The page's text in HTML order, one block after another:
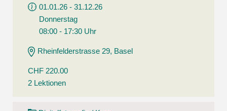
01.01.26 - 31.12.26
Donnerstag
08:00 - 17:30 Uhr
Rheinfelderstrasse 29, Basel
CHF 220.00
2 Lektionen